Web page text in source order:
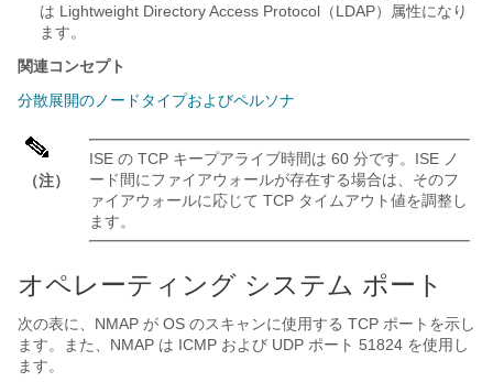
は Lightweight Directory Access Protocol（LDAP）属性になり
ます。
関連コンセプト
分散展開のノードタイプおよびペルソナ
（注）
ISE の TCP キープアライブ時間は 60 分です。ISE ノ
ード間にファイアウォールが存在する場合は、そのフ
ァイアウォールに応じて TCP タイムアウト値を調整し
ます。
オペレーティング システム ポート
次の表に、NMAP が OS のスキャンに使用する TCP ポートを示し
ます。また、NMAP は ICMP および UDP ポート 51824 を使用し
ます。